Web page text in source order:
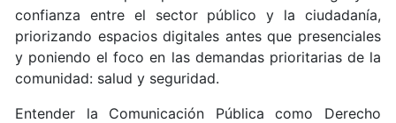
confianza entre el sector público y la ciudadanía,
priorizando espacios digitales antes que presenciales
y poniendo el foco en las demandas prioritarias de la
comunidad: salud y seguridad.
Entender la Comunicación Pública como Derecho